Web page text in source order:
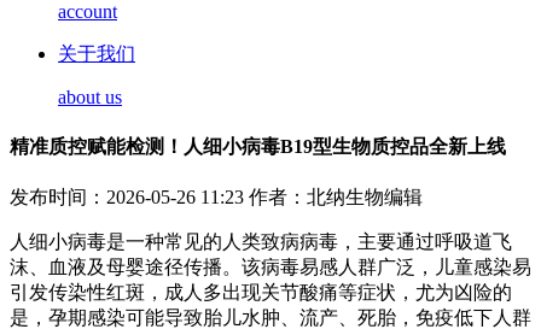
account
关于我们
about us
精准质控赋能检测！人细小病毒B19型生物质控品全新上线
发布时间：2026-05-26 11:23 作者：北纳生物编辑
人细小病毒是一种常见的人类致病病毒，主要通过呼吸道飞
沫、血液及母婴途径传播。该病毒易感人群广泛，儿童感染易
引发传染性红斑，成人多出现关节酸痛等症状，尤为凶险的
是，孕期感染可能导致胎儿水肿、流产、死胎，免疫低下人群